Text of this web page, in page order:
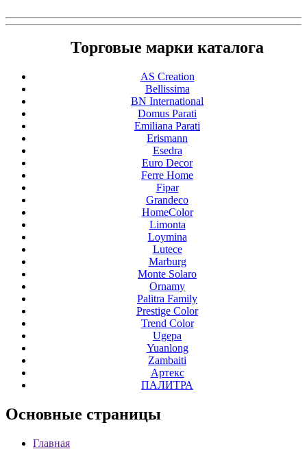
Торговые марки каталога
AS Creation
Bellissima
BN International
Domus Parati
Emiliana Parati
Erismann
Esedra
Euro Decor
Ferre Home
Fipar
Grandeco
HomeColor
Limonta
Loymina
Lutece
Marburg
Monte Solaro
Ornamy
Palitra Family
Prestige Color
Trend Color
Ugepa
Yuanlong
Zambaiti
Артекс
ПАЛИТРА
Основные страницы
Главная